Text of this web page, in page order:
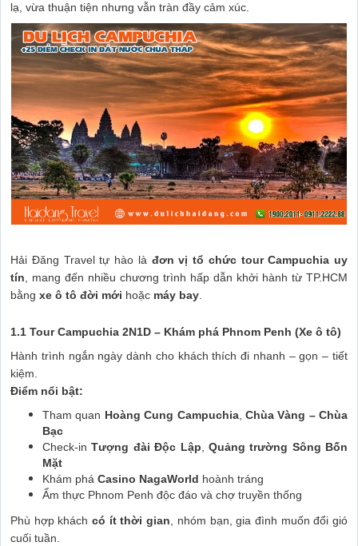
lạ, vừa thuận tiện nhưng vẫn tràn đầy cảm xúc.
Hải Đăng Travel tự hào là đơn vị tổ chức tour Campuchia uy
tín , mang đến nhiều chương trình hấp dẫn khởi hành từ TP.HCM
bằng xe ô tô đời mới hoặc máy bay
1.1 Tour Campuchia 2N1D – Khám phá Phnom Penh (Xe ô tô)
Hành trình ngắn ngày dành cho khách thích đi nhanh – gọn – tiết
kiệm.
Điểm nổi bật:
Tham quan Hoàng Cung Campuchia, Chùa Vàng – Chùa
Bạc
Check-inTượng đài Độc Lập
Quảng trường Sông Bốn
Mặt
Khám phá Casino NagaWorld hoành tráng
Ẩm thực Phnom Penh độc đáo và chợ truyền thống
Phù hợp kháchcó ít thời gian , nhóm bạn, gia đình muốn đổi gió
cuối tuần.